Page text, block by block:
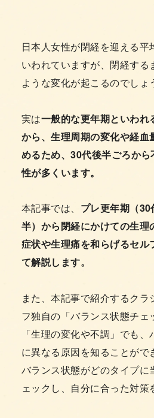
日本人女性が閉経を迎える平
いわれていますが、閉経する
ような変化が起こるのでしょ
実は一般的な更年期といわれ
から、生理周期の変化や経血
めるため、30代後半ごろか
性が多くいます。
本記事では、 プレ更年期（
半）から閉経にかけての生理
症状や生理痛を和らげるセル
て解説します。
また、本記事で紹介するクラ
フ独自の「バランス状態チェ
「生理の変化や不調」でも
に異なる原因を知ることがで
バランス状態がどのタイプに
ェックし、自分に合った対策